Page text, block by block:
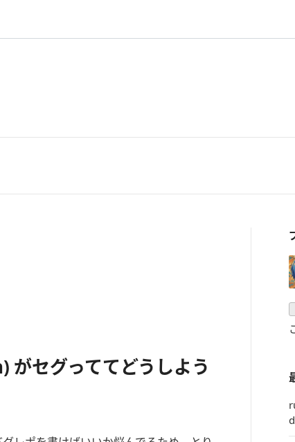
セグっててどうしよう